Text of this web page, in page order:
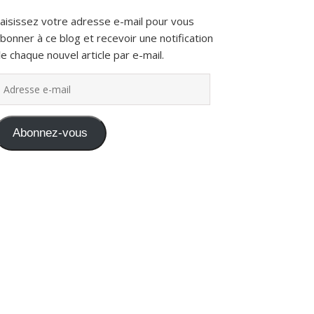
votre adresse e-mail pour vous
à ce blog et recevoir une notification
chaque nouvel article par e-mail.
Abonnez-vous